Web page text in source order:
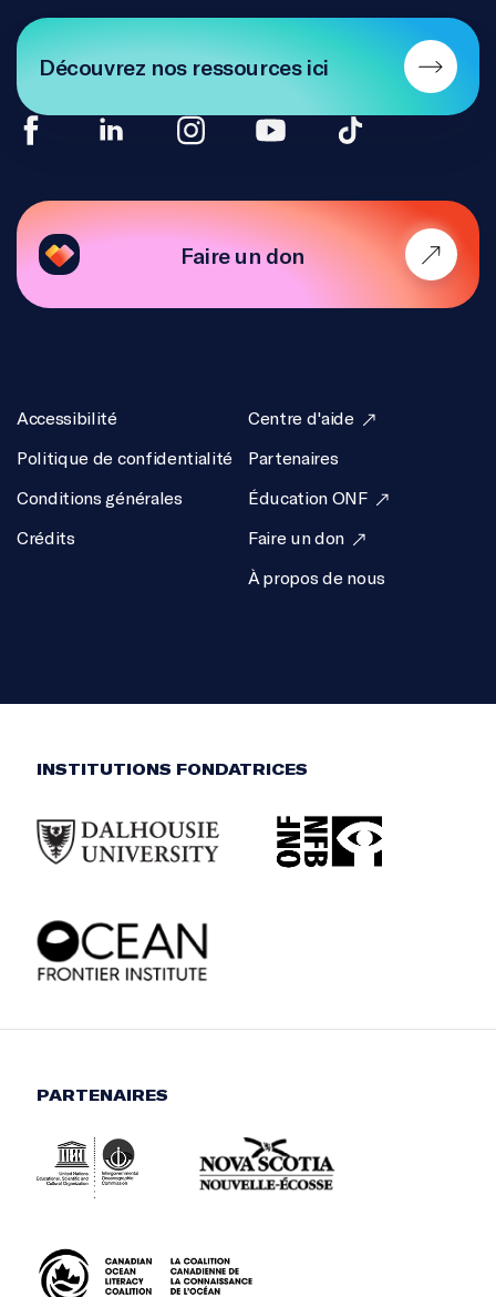
Faire un don
Accessibilité
Politique de confidentialité
Conditions générales
Crédits
Centre d'aide
Partenaires
Éducation ONF
Faire un don
À propos de nous
Découvrez nos ressources ici
INSTITUTIONS FONDATRICES
PARTENAIRES